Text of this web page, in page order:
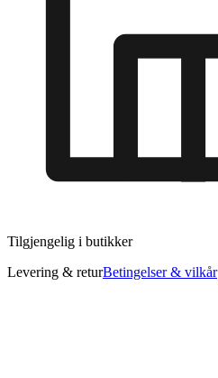
Tilgjengelig i butikker
Levering & returBetingelser & vilkår